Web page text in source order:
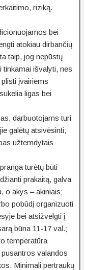
riziką.
bei
atokiau dirbančių
taip, jog nepūstų
tinkamai išvalyti, nes
įvairiems
ligas bei
darbuotojams turi
galėtų atsivėsinti;
užtemdytais
turėtų būti
prakaitą, galva
o akys – akiniais;
pobūdį organizuoti
bei atsižvelgti į
būna 11-17 val.;
temperatūra
valandos
Minimali pertraukų